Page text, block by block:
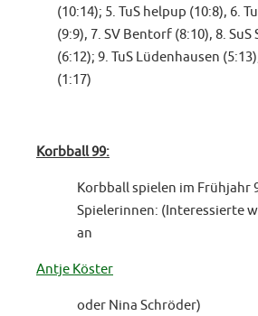
(10:14); 5. TuS helpup (10:8), 6.
(9:9), 7. SV Bentorf (8:10), 8.
(6:12); 9. TuS Lüdenhausen
(1:17)
Korbball 99:
Korbball spielen im Frühjahr
Spielerinnen: (Interessierte
an
Antje Köster
oder Nina Schröder)